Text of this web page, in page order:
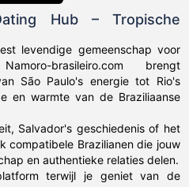
Hub – Tropische
levendige gemeenschap voor
brasileiro.com brengt
São Paulo's energie tot Rio's
en warmte van de Braziliaanse
Salvador's geschiedenis of het
compatibele Brazilianen die jouw
en authentieke relaties delen.
terwijl je geniet van de